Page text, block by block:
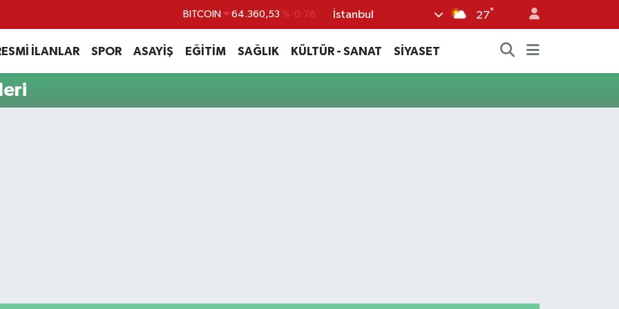
BITCOIN 64.360,53 %-0.76 İstanbul 27°
İLANLAR SPOR ASAYİŞ EĞİTİM SAĞLIK KÜLTÜR - SANAT SİYASET